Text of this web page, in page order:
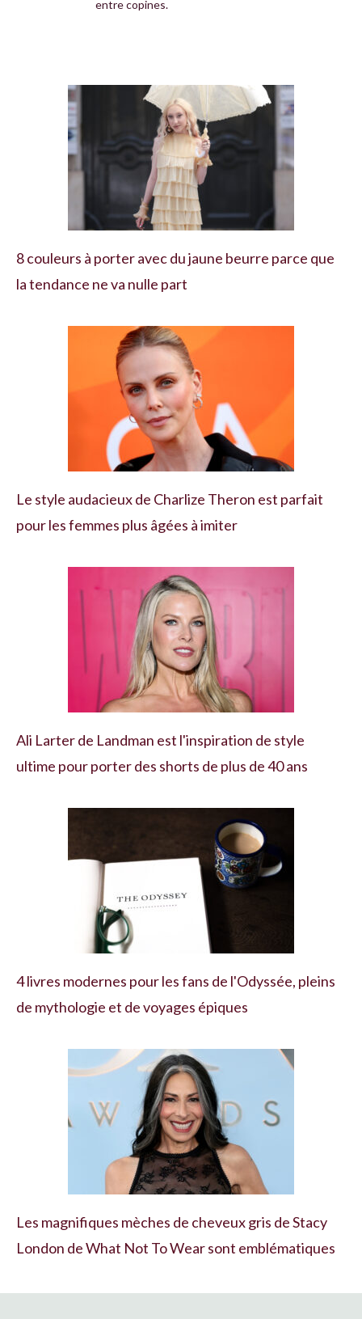
entre copines.
8 couleurs à porter avec du jaune beurre parce que
la tendance ne va nulle part
Le style audacieux de Charlize Theron est parfait
pour les femmes plus âgées à imiter
Ali Larter de Landman est l'inspiration de style
ultime pour porter des shorts de plus de 40 ans
4 livres modernes pour les fans de l'Odyssée, pleins
de mythologie et de voyages épiques
Les magnifiques mèches de cheveux gris de Stacy
London de What Not To Wear sont emblématiques